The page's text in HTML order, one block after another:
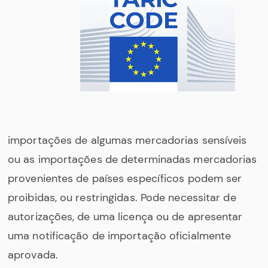
importações de algumas mercadorias sensíveis
ou as importações de determinadas mercadorias
provenientes de países específicos podem ser
proibidas, ou restringidas. Pode necessitar de
autorizações, de uma licença ou de apresentar
uma notificação de importação oficialmente
aprovada.